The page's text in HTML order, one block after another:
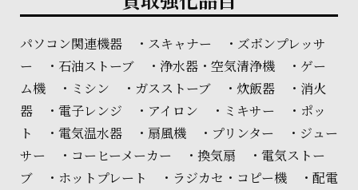
パソコン関連機器 ・スキャナー ・ズボンプレッサ
ー ・石油ストーブ ・浄水器・空気清浄機 ・ゲー
ム機 ・ミシン ・ガスストーブ ・炊飯器 ・消火
器 ・電子レンジ ・アイロン ・ミキサー ・ポッ
ト ・電気温水器 ・扇風機 ・プリンター ・ジュー
サー ・コーヒーメーカー ・換気扇 ・電気ストー
ブ ・ホットプレート ・ラジカセ・コピー機 ・配電